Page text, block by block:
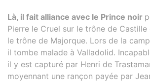
Là, il fait alliance avec le Prince noir
Pierre le Cruel sur le trône de
le trône de Majorque. Lors de la
il tombe malade à Valladolid.
il y est capturé par Henri de
moyennant une rançon payée par